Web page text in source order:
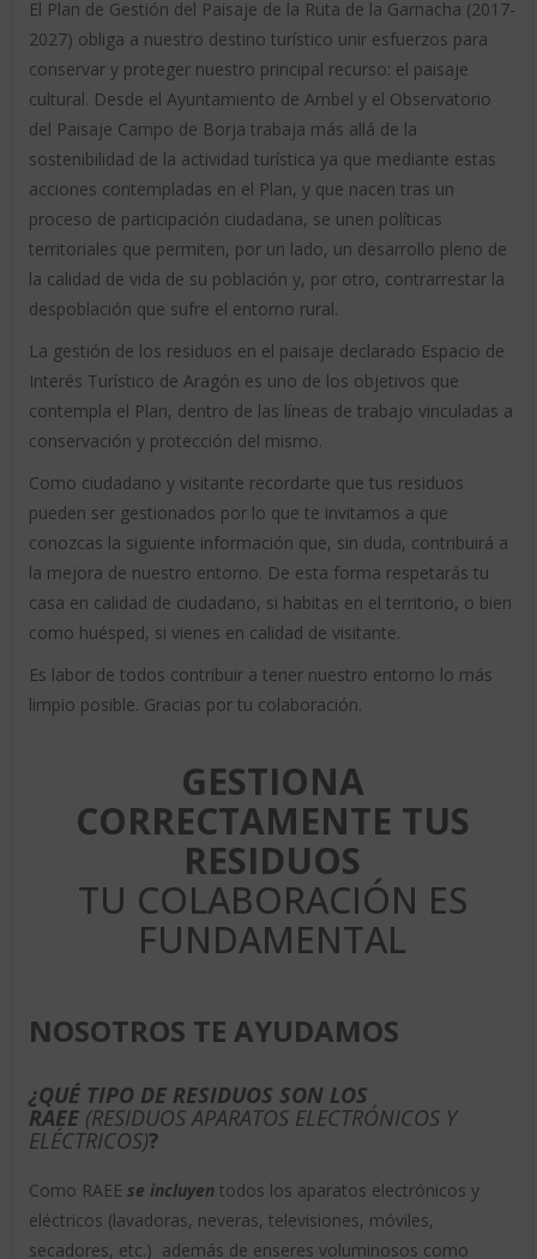
El Plan de Gestión del Paisaje de la Ruta de la Garnacha (2017-
2027) obliga a nuestro destino turístico unir esfuerzos para
conservar y proteger nuestro principal recurso: el paisaje
cultural. Desde el Ayuntamiento de Ambel y el Observatorio
del Paisaje Campo de Borja trabaja más allá de la
sostenibilidad de la actividad turística ya que mediante estas
acciones contempladas en el Plan, y que nacen tras un
proceso de participación ciudadana, se unen políticas
territoriales que permiten, por un lado, un desarrollo pleno de
la calidad de vida de su población y, por otro, contrarrestar la
despoblación que sufre el entorno rural.
La gestión de los residuos en el paisaje declarado Espacio de
Interés Turístico de Aragón es uno de los objetivos que
contempla el Plan, dentro de las líneas de trabajo vinculadas a
conservación y protección del mismo.
Como ciudadano y visitante recordarte que tus residuos
pueden ser gestionados por lo que te invitamos a que
conozcas la siguiente información que, sin duda, contribuirá a
la mejora de nuestro entorno. De esta forma respetarás tu
casa en calidad de ciudadano, si habitas en el territorio, o bien
como huésped, si vienes en calidad de visitante.
Es labor de todos contribuir a tener nuestro entorno lo más
limpio posible. Gracias por tu colaboración.
GESTIONA
CORRECTAMENTE TUS
RESIDUOS
TU COLABORACIÓN ES
FUNDAMENTAL
NOSOTROS TE AYUDAMOS
¿QUÉ TIPO DE RESIDUOS SON LOS
RAEE (RESIDUOS APARATOS ELECTRÓNICOS Y
ELÉCTRICOS)?
Como RAEE se incluyentodos los aparatos electrónicos y
eléctricos (lavadoras, neveras, televisiones, móviles,
secadores, etc.) además de enseres voluminosos como